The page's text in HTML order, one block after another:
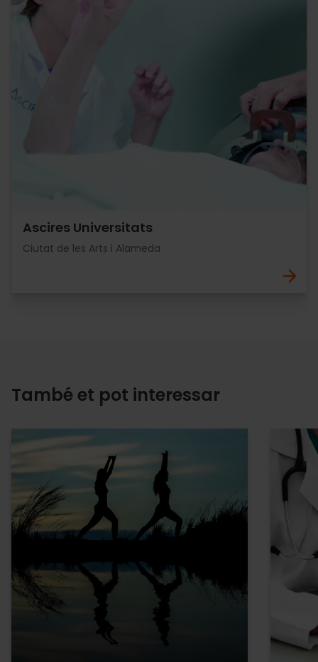
Ascires Universitats
Ciutat de les Arts i Alameda
També et pot interessar